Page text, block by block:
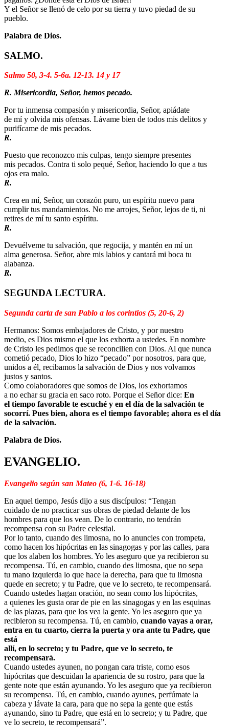
Y el Señor se llenó de celo por su tierra y tuvo piedad de su
pueblo.
Palabra de Dios.
SALMO.
Salmo 50, 3-4. 5-6a. 12-13. 14 y 17
R. Misericordia, Señor, hemos pecado.
Por tu inmensa compasión y misericordia, Señor, apiádate
de mí y olvida mis ofensas. Lávame bien de todos mis delitos y
purifícame de mis pecados.
R.
Puesto que reconozco mis culpas, tengo siempre presentes
mis pecados. Contra ti solo pequé, Señor, haciendo lo que a tus
ojos era malo.
R.
Crea en mí, Señor, un corazón puro, un espíritu nuevo para
cumplir tus mandamientos. No me arrojes, Señor, lejos de ti, ni
retires de mí tu santo espíritu.
R.
Devuélveme tu salvación, que regocija, y mantén en mí un
alma generosa. Señor, abre mis labios y cantará mi boca tu
alabanza.
R.
SEGUNDA LECTURA.
Segunda carta de san Pablo a los corintios (5, 20-6, 2)
Hermanos: Somos embajadores de Cristo, y por nuestro
medio, es Dios mismo el que los exhorta a ustedes. En nombre
de Cristo les pedimos que se reconcilien con Dios. Al que nunca
cometió pecado, Dios lo hizo “pecado” por nosotros, para que,
unidos a él, recibamos la salvación de Dios y nos volvamos
justos y santos.
Como colaboradores que somos de Dios, los exhortamos
a no echar su gracia en saco roto. Porque el Señor dice: En
el tiempo favorable te escuché y en el día de la salvación te
socorrí. Pues bien, ahora es el tiempo favorable; ahora es el día
de la salvación.
Palabra de Dios.
EVANGELIO.
Evangelio según san Mateo (6, 1-6. 16-18)
En aquel tiempo, Jesús dijo a sus discípulos: “Tengan
cuidado de no practicar sus obras de piedad delante de los
hombres para que los vean. De lo contrario, no tendrán
recompensa con su Padre celestial.
Por lo tanto, cuando des limosna, no lo anuncies con trompeta,
como hacen los hipócritas en las sinagogas y por las calles, para
que los alaben los hombres. Yo les aseguro que ya recibieron su
recompensa. Tú, en cambio, cuando des limosna, que no sepa
tu mano izquierda lo que hace la derecha, para que tu limosna
quede en secreto; y tu Padre, que ve lo secreto, te recompensará.
Cuando ustedes hagan oración, no sean como los hipócritas,
a quienes les gusta orar de pie en las sinagogas y en las esquinas
de las plazas, para que los vea la gente. Yo les aseguro que ya
recibieron su recompensa. Tú, en cambio, cuando vayas a orar,
entra en tu cuarto, cierra la puerta y ora ante tu Padre, que
está
allí, en lo secreto; y tu Padre, que ve lo secreto, te
recompensará.
Cuando ustedes ayunen, no pongan cara triste, como esos
hipócritas que descuidan la apariencia de su rostro, para que la
gente note que están ayunando. Yo les aseguro que ya recibieron
su recompensa. Tú, en cambio, cuando ayunes, perfúmate la
cabeza y lávate la cara, para que no sepa la gente que estás
ayunando, sino tu Padre, que está en lo secreto; y tu Padre, que
ve lo secreto, te recompensará”.